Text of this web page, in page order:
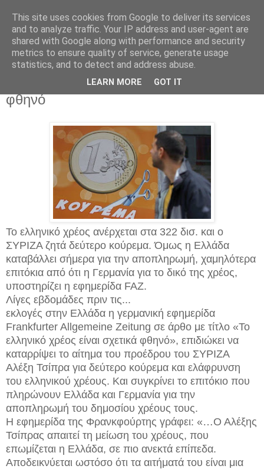
Κυριακή 4 Ιανουαρίου 2015
FAZ: Το ελληνικό χρέος είναι σχετικά
φθηνό
Το ελληνικό χρέος ανέρχεται στα 322 δισ. και ο
ΣΥΡΙΖΑ ζητά δεύτερο κούρεμα. Όμως η Ελλάδα
καταβάλλει σήμερα για την αποπληρωμή, χαμηλότερα
επιτόκια από ότι η Γερμανία για το δικό της χρέος,
υποστηρίζει η εφημερίδα FAZ.
Λίγες εβδομάδες πριν τις...
εκλογές στην Ελλάδα η γερμανική εφημερίδα
Frankfurter Allgemeine Zeitung σε άρθο με τίτλο «Το
ελληνικό χρέος είναι σχετικά φθηνό», επιδιώκει να
καταρρίψει το αίτημα του προέδρου του ΣΥΡΙΖΑ
Αλέξη Τσίπρα για δεύτερο κούρεμα και ελάφρυνση
του ελληνικού χρέους. Και συγκρίνει το επιτόκιο που
πληρώνουν Ελλάδα και Γερμανία για την
αποπληρωμή του δημοσίου χρέους τους.
Η εφημερίδα της Φρανκφούρτης γράφει: «…Ο Αλέξης
Τσίπρας απαιτεί τη μείωση του χρέους, που
επωμίζεται η Ελλάδα, σε πιο ανεκτά επίπεδα.
Αποδεικνύεται ωστόσο ότι τα αιτήματά του είναι μια
This site uses cookies from Google to deliver its services
and to analyze traffic. Your IP address and user-agent are
shared with Google along with performance and security
metrics to ensure quality of service, generate usage
statistics, and to detect and address abuse.
LEARN MORE GOT IT